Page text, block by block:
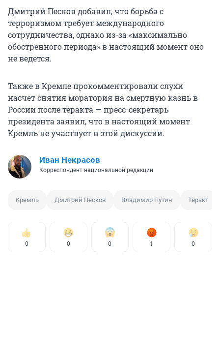
Дмитрий Песков добавил, что борьба с
терроризмом требует международного
сотрудничества, однако из-за «максимально
обостренного периода» в настоящий момент оно
не ведется.
Также в Кремле прокомментировали слухи
насчет снятия моратория на смертную казнь в
России после теракта — пресс-секретарь
президента заявил, что в настоящий момент
Кремль не участвует в этой дискуссии.
Иван Некрасов
Корреспондент национальной редакции
Кремль Дмитрий Песков Владимир Путин Теракт
0 0 0 1 0